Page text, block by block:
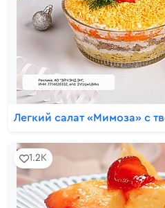
Легкий салат «Мимоза» с
1.2K